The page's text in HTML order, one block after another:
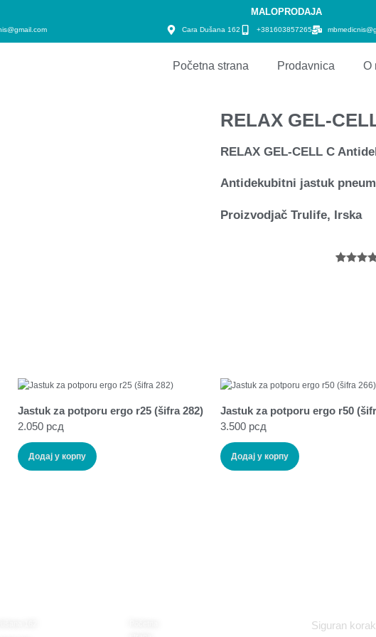
MALOPRODAJA
Cara Dušana 162 +381603857265
Početna strana Prodavnica O
RELAX GEL-
RELAX GEL-CELL C
Antidekubitni jastuk
Proizvodjač Trulife, Irska
Jastuk za potporu ergo r25 (šifra 282)
2.050 рсд
Додај у корпу
Jastuk za potporu ergo r50
3.500 рсд
Додај у корпу
Siguran korak